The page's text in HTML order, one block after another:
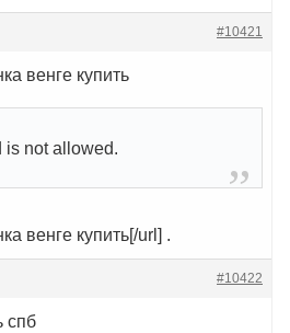
#10421
венге купить
is not allowed.
венге купить[/url] .
#10422
спб